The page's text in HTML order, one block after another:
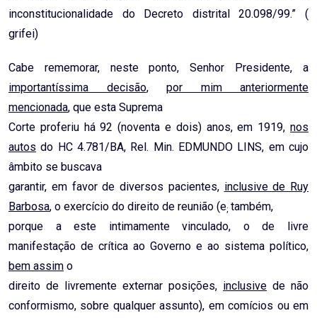
inconstitucionalidade do Decreto distrital 20.098/99.” (
grifei)
Cabe rememorar, neste ponto, Senhor Presidente, a
importantíssima decisão, por mim anteriormente
mencionada, que esta Suprema
Corte proferiu há 92 (noventa e dois) anos, em 1919, nos
autos do HC 4.781/BA, Rel. Min. EDMUNDO LINS, em cujo
âmbito se buscava
garantir, em favor de diversos pacientes, inclusive de Ruy
Barbosa, o exercício do direito de reunião (e; também,
porque a este intimamente vinculado, o de livre
manifestação de crítica ao Governo e ao sistema político,
bem assim o
direito de livremente externar posições, inclusive de não
conformismo, sobre qualquer assunto), em comícios ou em